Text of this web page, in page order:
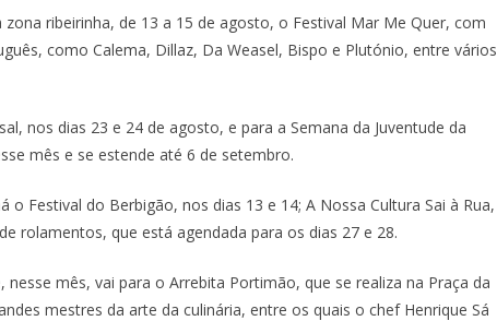
ribeirinha, de 13 a 15 de agosto, o Festival Mar Me Quer, com
como Calema, Dillaz, Da Weasel, Bispo e Plutónio, entre vários
nos dias 23 e 24 de agosto, e para a Semana da Juventude da
mês e se estende até 6 de setembro.
Festival do Berbigão, nos dias 13 e 14; A Nossa Cultura Sai à Rua,
rolamentos, que está agendada para os dias 27 e 28.
mês, vai para o Arrebita Portimão, que se realiza na Praça da
mestres da arte da culinária, entre os quais o chef Henrique Sá